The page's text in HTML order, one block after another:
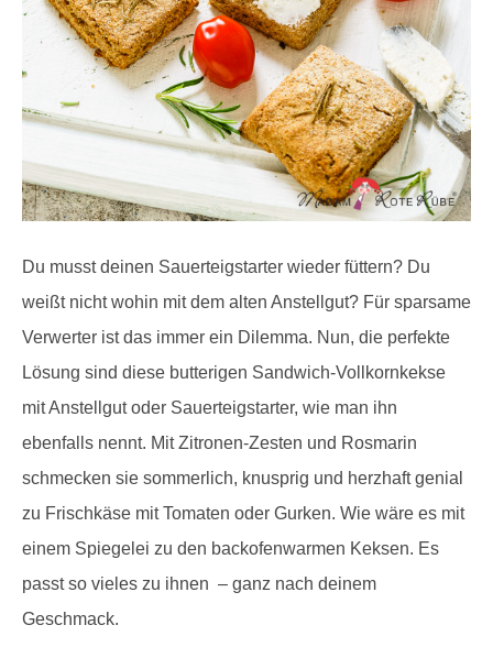
Du musst deinen Sauerteigstarter wieder füttern? Du
weißt nicht wohin mit dem alten Anstellgut? Für sparsame
Verwerter ist das immer ein Dilemma. Nun, die perfekte
Lösung sind diese butterigen Sandwich-Vollkornkekse
mit Anstellgut oder Sauerteigstarter, wie man ihn
ebenfalls nennt. Mit Zitronen-Zesten und Rosmarin
schmecken sie sommerlich, knusprig und herzhaft genial
zu Frischkäse mit Tomaten oder Gurken. Wie wäre es mit
einem Spiegelei zu den backofenwarmen Keksen. Es
passt so vieles zu ihnen – ganz nach deinem
Geschmack.